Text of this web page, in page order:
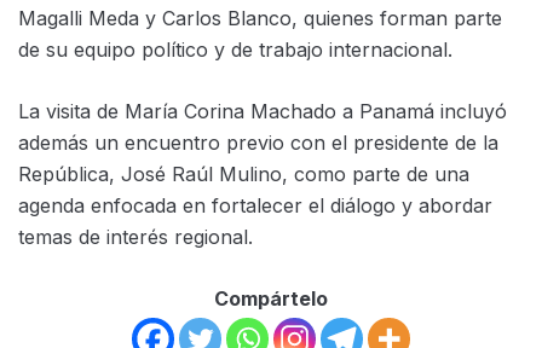
Magalli Meda y Carlos Blanco, quienes forman parte
de su equipo político y de trabajo internacional.
La visita de María Corina Machado a Panamá incluyó
además un encuentro previo con el presidente de la
República, José Raúl Mulino, como parte de una
agenda enfocada en fortalecer el diálogo y abordar
temas de interés regional.
Compártelo